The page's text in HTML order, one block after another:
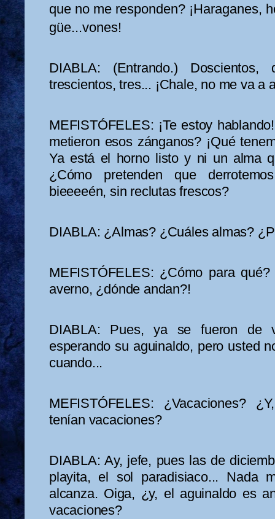
que no me responden? ¡Haraganes,
güe...vones!
DIABLA: (Entrando.) Doscientos,
trescientos, tres... ¡Chale, no me va a
MEFISTÓFELES: ¡Te estoy
metieron esos zánganos? ¡Qué
Ya está el horno listo y ni un alma
¿Cómo pretenden que
bieeeeén, sin reclutas frescos?
DIABLA: ¿Almas? ¿Cuáles almas?
MEFISTÓFELES: ¿Cómo para qué?
averno, ¿dónde andan?!
DIABLA: Pues, ya se fueron de
esperando su aguinaldo, pero usted
cuando...
MEFISTÓFELES: ¿Vacaciones?
tenían vacaciones?
DIABLA: Ay, jefe, pues las de
playita, el sol paradisiaco... Nada
alcanza. Oiga, ¿y, el aguinaldo es
vacaciones?